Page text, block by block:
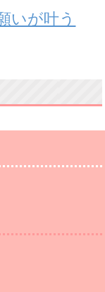
いが叶う